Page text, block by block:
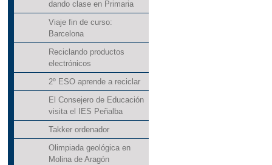
dando clase en Primaria
Viaje fin de curso:
Barcelona
Reciclando productos
electrónicos
2º ESO aprende a reciclar
El Consejero de Educación
visita el IES Peñalba
Takker ordenador
Olimpiada geológica en
Molina de Aragón